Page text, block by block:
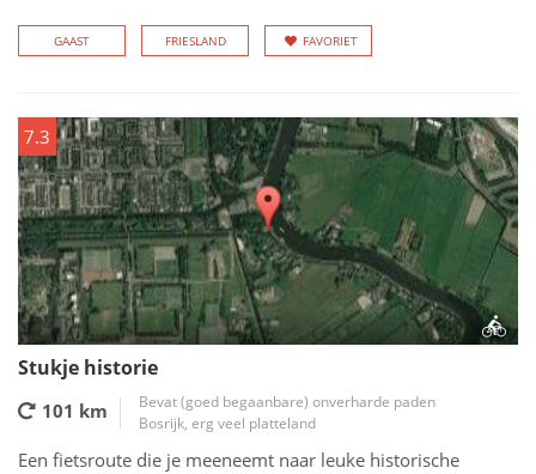
GAAST FRIESLAND FAVORIET
7.3
Stukje historie
101 km
Bevat (goed begaanbare) onverharde paden
Bosrijk, erg veel platteland
Een fietsroute die je meeneemt naar leuke historische